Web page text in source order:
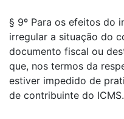
§ 9º Para os efeitos do
irregular a situação do
documento fiscal ou
que, nos termos da
estiver impedido de
de contribuinte do ICMS.